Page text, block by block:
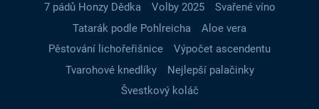
7 pádů Honzy Dědka
Volby 2025
Svařené víno
Tatarák podle Pohlreicha
Aloe vera
Pěstování lichořeřišnice
Výpočet ascendentu
Tvarohové knedlíky
Nejlepší palačinky
Švestkový koláč